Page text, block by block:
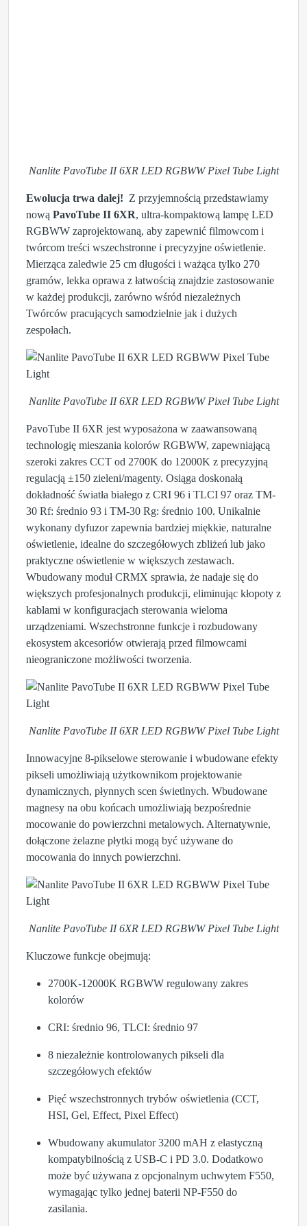
Nanlite PavoTube II 6XR LED RGBWW Pixel Tube Light
Ewolucja trwa dalej! Z przyjemnością przedstawiamy
nową PavoTube II 6XR, ultra-kompaktową lampę LED
RGBWW zaprojektowaną, aby zapewnić filmowcom i
twórcom treści wszechstronne i precyzyjne oświetlenie.
Mierząca zaledwie 25 cm długości i ważąca tylko 270
gramów, lekka oprawa z łatwością znajdzie zastosowanie
w każdej produkcji, zarówno wśród niezależnych
Twórców pracujących samodzielnie jak i dużych
zespołach.
Nanlite PavoTube II 6XR LED RGBWW Pixel Tube Light
PavoTube II 6XR jest wyposażona w zaawansowaną
technologię mieszania kolorów RGBWW, zapewniającą
szeroki zakres CCT od 2700K do 12000K z precyzyjną
regulacją ±150 zieleni/magenty. Osiąga doskonałą
dokładność światła białego z CRI 96 i TLCI 97 oraz TM-
30 Rf: średnio 93 i TM-30 Rg: średnio 100. Unikalnie
wykonany dyfuzor zapewnia bardziej miękkie, naturalne
oświetlenie, idealne do szczegółowych zbliżeń lub jako
praktyczne oświetlenie w większych zestawach.
Wbudowany moduł CRMX sprawia, że nadaje się do
większych profesjonalnych produkcji, eliminując kłopoty z
kablami w konfiguracjach sterowania wieloma
urządzeniami. Wszechstronne funkcje i rozbudowany
ekosystem akcesoriów otwierają przed filmowcami
nieograniczone możliwości tworzenia.
Nanlite PavoTube II 6XR LED RGBWW Pixel Tube Light
Innowacyjne 8-pikselowe sterowanie i wbudowane efekty
pikseli umożliwiają użytkownikom projektowanie
dynamicznych, płynnych scen świetlnych. Wbudowane
magnesy na obu końcach umożliwiają bezpośrednie
mocowanie do powierzchni metalowych. Alternatywnie,
dołączone żelazne płytki mogą być używane do
mocowania do innych powierzchni.
Nanlite PavoTube II 6XR LED RGBWW Pixel Tube Light
Kluczowe funkcje obejmują:
2700K-12000K RGBWW regulowany zakres
kolorów
CRI: średnio 96, TLCI: średnio 97
8 niezależnie kontrolowanych pikseli dla
szczegółowych efektów
Pięć wszechstronnych trybów oświetlenia (CCT,
HSI, Gel, Effect, Pixel Effect)
Wbudowany akumulator 3200 mAH z elastyczną
kompatybilnością z USB-C i PD 3.0. Dodatkowo
może być używana z opcjonalnym uchwytem F550,
wymagając tylko jednej baterii NP-F550 do
zasilania.